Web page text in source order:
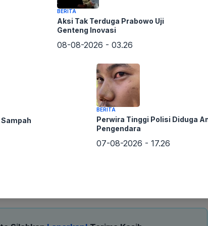
ijazah Jokowi, membandingkannya dengan
1980 dan lulus pada tahun 1985. Kasus ini masih
Kehadiran keluarga Jokowi dan ijazah asli
isu yang beredar.
BERITA
Aksi Tak Terduga Prabowo Uji
Genteng Inovasi
08-08-2026 - 03.26
BERITA
Perwira Tinggi Polisi Diduga
Pengendara
07-08-2026 - 17.26